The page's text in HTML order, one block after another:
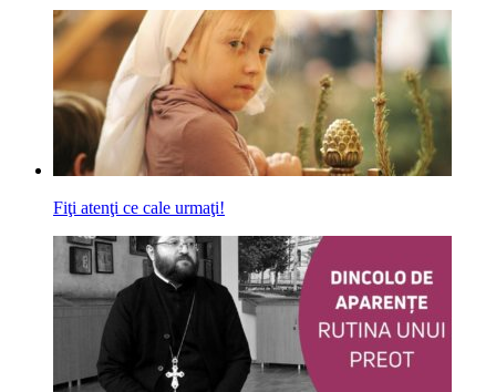
Fiţi atenţi ce cale urmaţi!